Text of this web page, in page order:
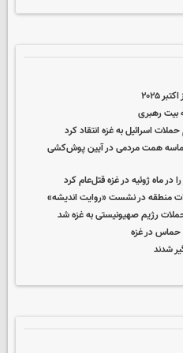
بیت رهبری
اسرائیل به غزه انتقاد کرد
همت مردمی در آیین پوش‌کشی
منطقه در نشست «روایت اندیشه»
رژیم صهیونیستی به غزه شد
حماس در غزه
شدند